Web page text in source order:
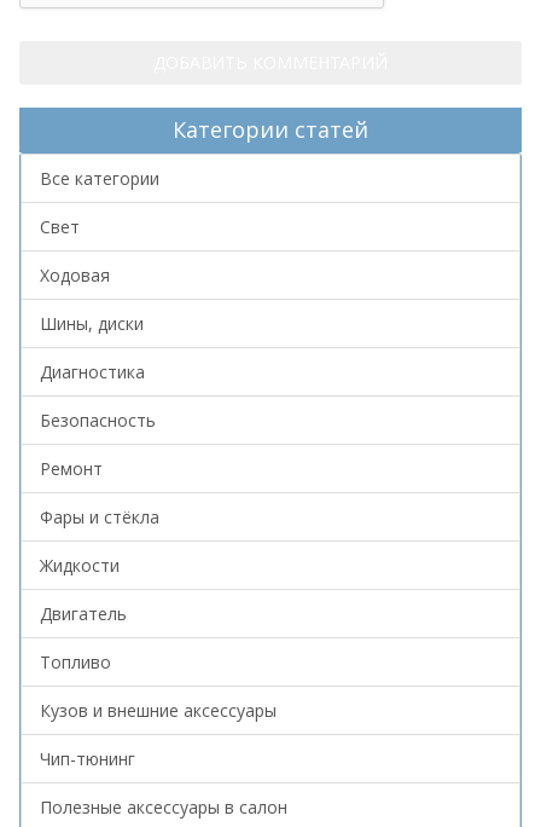
Категории статей
Все категории
Свет
Ходовая
Шины, диски
Диагностика
Безопасность
Ремонт
Фары и стёкла
Жидкости
Двигатель
Топливо
Кузов и внешние аксессуары
Чип-тюнинг
Полезные аксессуары в салон